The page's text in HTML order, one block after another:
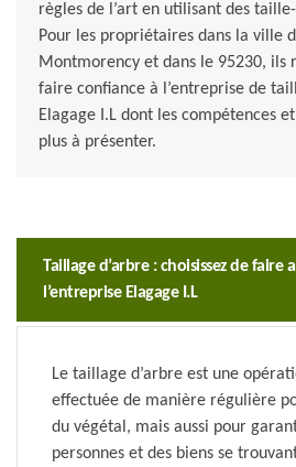
règles de l’art en utilisant des
Pour les propriétaires dans la ville
Montmorency et dans le 95230, ils
faire confiance à l’entreprise de
Elagage I.L dont les compétences
plus à présenter.
Taillage d’arbre : choisissez de faire
l’entreprise Elagage I.L
Le taillage d’arbre est une
effectuée de manière régulière
du végétal, mais aussi pour
personnes et des biens se